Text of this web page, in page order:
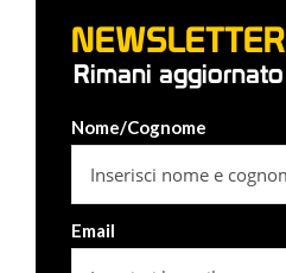
NEWSLETTER
Rimani aggiornato
Nome/Cognome
Email